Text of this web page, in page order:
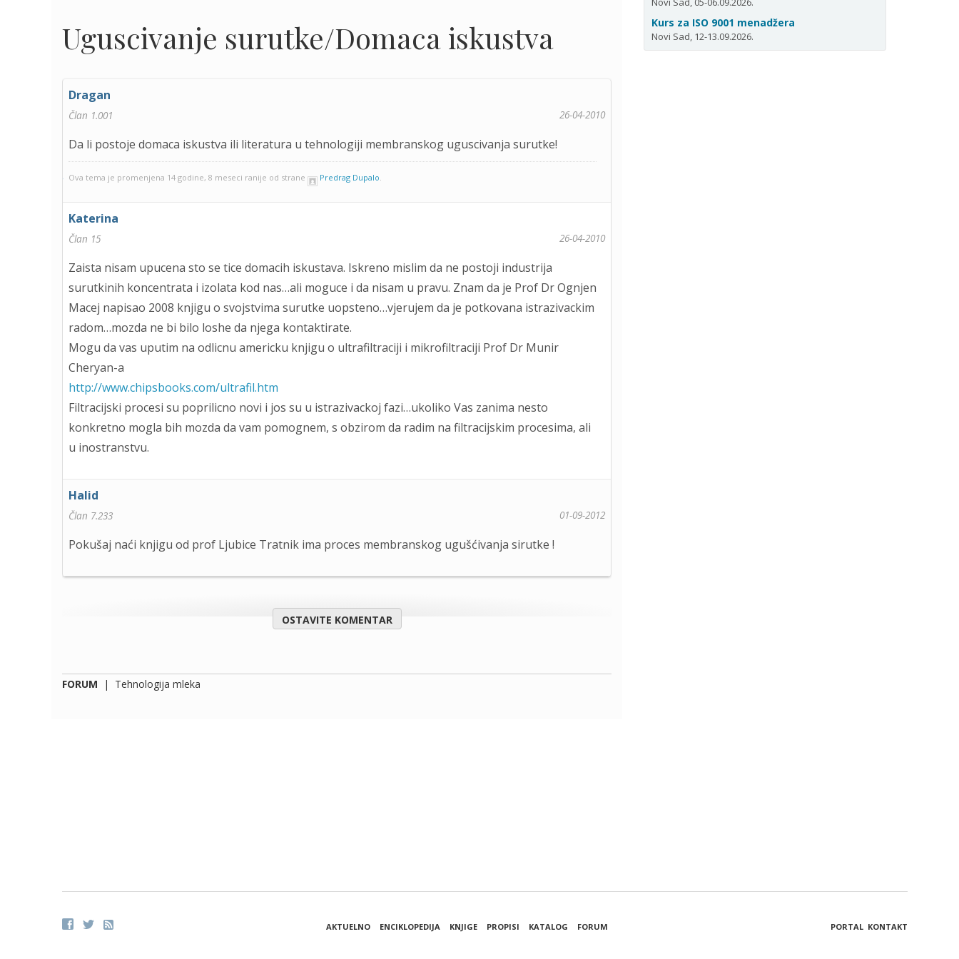
Uguscivanje surutke/Domaca iskustva
Dragan
Član 1.001 26-04-2010
Da li postoje domaca iskustva ili literatura u tehnologiji membranskog uguscivanja surutke!
Ova tema je promenjena 14 godine, 8 meseci ranije od strane Predrag Dupalo.
Katerina
Član 15 26-04-2010
Zaista nisam upucena sto se tice domacih iskustava. Iskreno mislim da ne postoji industrija
surutkinih koncentrata i izolata kod nas…ali moguce i da nisam u pravu. Znam da je Prof Dr Ognjen
Macej napisao 2008 knjigu o svojstvima surutke uopsteno…vjerujem da je potkovana istrazivackim
radom…mozda ne bi bilo loshe da njega kontaktirate.
Mogu da vas uputim na odlicnu americku knjigu o ultrafiltraciji i mikrofiltraciji Prof Dr Munir
Cheryan-a
http://www.chipsbooks.com/ultrafil.htm
Filtracijski procesi su poprilicno novi i jos su u istrazivackoj fazi…ukoliko Vas zanima nesto
konkretno mogla bih mozda da vam pomognem, s obzirom da radim na filtracijskim procesima, ali
u inostranstvu.
Halid
Član 7.233 01-09-2012
Pokušaj naći knjigu od prof Ljubice Tratnik ima proces membranskog ugušćivanja sirutke !
OSTAVITE KOMENTAR
FORUM | Tehnologija mleka
Kurs za ISO 9001 menadžera
Novi Sad, 12-13.09.2026.
AKTUELNO ENCIKLOPEDIJA KNJIGE PROPISI KATALOG FORUM PORTAL KONTAKT